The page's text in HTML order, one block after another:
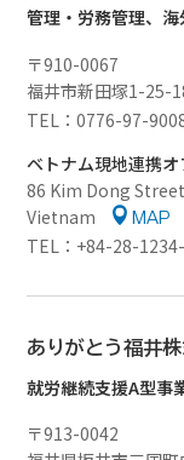
管理・労務管理、
〒910-0067
福井市新田塚1-25-
TEL：0776-97-
ベトナム現地連携オ
86 Kim Dong
Vietnam
MAP
TEL：+84-28-
ありがとう福井
就労継続支援A型事
〒913-0042